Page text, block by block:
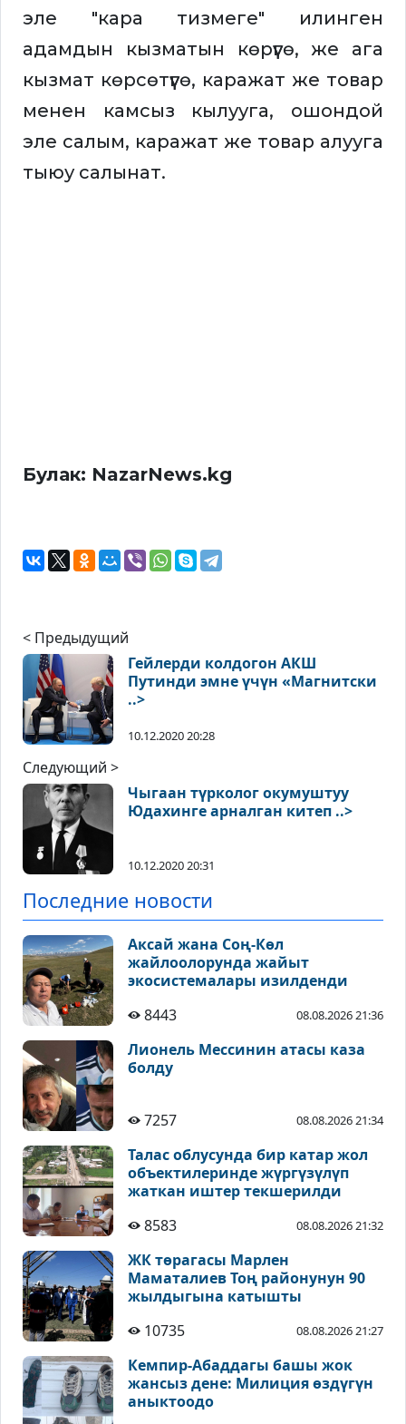
эле "кара тизмеге" илинген
адамдын кызматын көрүүгө, же ага
кызмат көрсөтүүгө, каражат же товар
менен камсыз кылууга, ошондой
эле салым, каражат же товар алууга
тыюу салынат.
Булак: NazarNews.kg
< Предыдущий
Гейлерди колдогон АКШ
Путинди эмне үчүн «Магнитски
..>
10.12.2020 20:28
Следующий >
Чыгаан түрколог окумуштуу
Юдахинге арналган китеп ..>
10.12.2020 20:31
Последние новости
Аксай жана Соң-Көл
жайлоолорунда жайыт
экосистемалары изилденди
8443
08.08.2026 21:36
Лионель Мессинин атасы каза
болду
7257 08.08.2026 21:34
Талас облусунда бир катар жол
объектилеринде жүргүзүлүп
жаткан иштер текшерилди
8583
08.08.2026 21:32
ЖК төрагасы Марлен
Маматалиев Тоң районунун 90
жылдыгына катышты
10735
08.08.2026 21:27
Кемпир-Абаддагы башы жок
жансыз дене: Милиция өздүгүн
аныктоодо